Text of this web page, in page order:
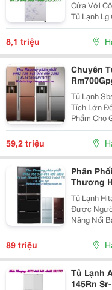
Cửa Với
Tủ Lạnh Lg
Đa Chiều
Lạnh Lg
8,1 triệu
Chuyên
Thái Lan
Tủ Lạnh
Tích Lớn
Phẩm Cho
Chọn Và
59,2 triệu
Phân
Thương
Tủ Lạnh
Được
Năng Nổi
Nghệ Inverter. Tủ Lạnh Hitachi R-C6800S
Rất Nhiều
89 triệu
Tủ Lạnh
145Rn